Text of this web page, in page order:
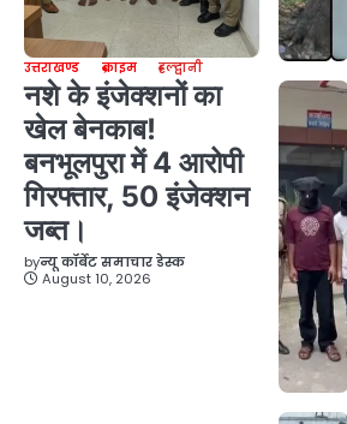
उत्तराखण्ड क्राइम हल्द्वानी
नशे के इंजेक्शनों का
खेल बेनकाब!
बनभूलपुरा में 4 आरोपी
गिरफ्तार, 50 इंजेक्शन
जब्त।
byन्यू कॉर्बेट समाचार डेस्क
August 10, 2026